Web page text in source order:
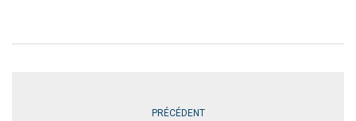
PRÉCÉDENT